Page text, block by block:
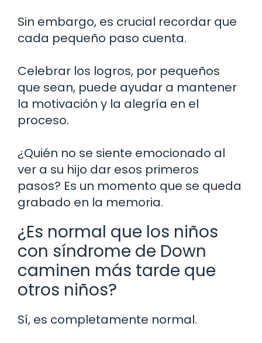
Sin embargo, es crucial recordar que
cada pequeño paso cuenta.
Celebrar los logros, por pequeños
que sean, puede ayudar a mantener
la motivación y la alegría en el
proceso.
¿Quién no se siente emocionado al
ver a su hijo dar esos primeros
pasos? Es un momento que se queda
grabado en la memoria.
¿Es normal que los niños
con síndrome de Down
caminen más tarde que
otros niños?
Sí, es completamente normal.